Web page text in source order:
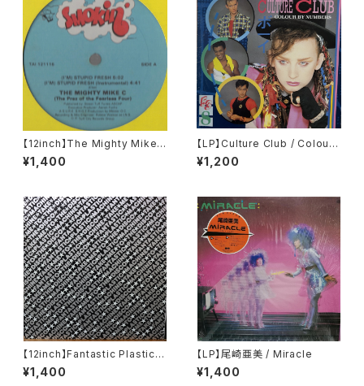
【12inch】The Mighty Mike
C / (I'm) Stupid Fresh
¥1,400
【LP】Culture Club / Colour
By Numbers
¥1,200
【12inch】Fantastic Plastic
Machine / Take Me To The
Disco
¥1,400
【LP】尾崎亜美 / Miracle
¥1,400